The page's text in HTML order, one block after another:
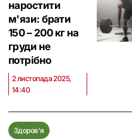
наростити
м'язи: брати
150 – 200 кг на
груди не
потрібно
2 листопада 2025,
14:40
Здоров'я